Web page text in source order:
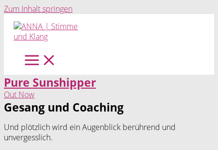
Zum Inhalt springen
Pure Sunshipper
Out Now
Gesang und Coaching
Und plötzlich wird ein Augenblick berührend und
unvergesslich.